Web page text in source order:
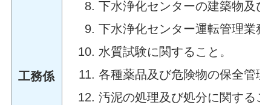
工務係
下水浄化センターの建築物及
下水浄化センター運転管理業
水質試験に関すること。
各種薬品及び危険物の保全管
汚泥の処理及び処分に関するこ